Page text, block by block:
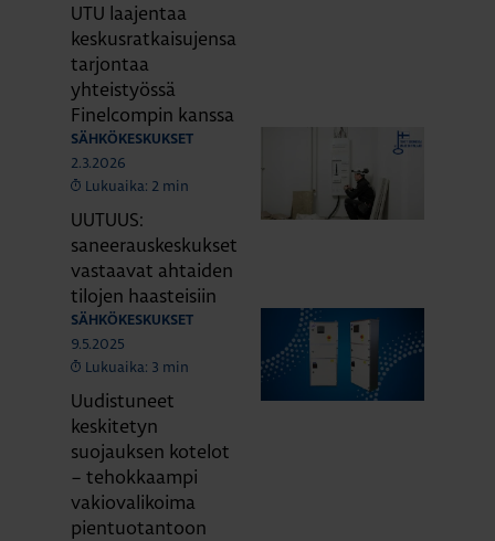
UTU laajentaa
keskusratkaisujensa
tarjontaa
yhteistyössä
Finelcompin kanssa
SÄHKÖKESKUKSET
2.3.2026
Lukuaika: 2 min
UUTUUS:
saneerauskeskukset
vastaavat ahtaiden
tilojen haasteisiin
SÄHKÖKESKUKSET
9.5.2025
Lukuaika: 3 min
Uudistuneet
keskitetyn
suojauksen kotelot
– tehokkaampi
vakiovalikoima
pientuotantoon